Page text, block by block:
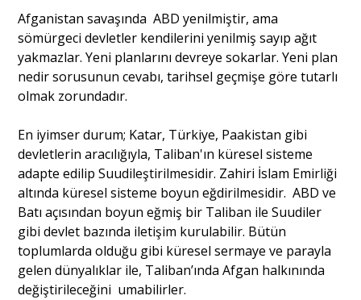
Afganistan savaşında ABD yenilmiştir, ama
sömürgeci devletler kendilerini yenilmiş sayıp ağıt
yakmazlar. Yeni planlarını devreye sokarlar. Yeni plan
nedir sorusunun cevabı, tarihsel geçmişe göre tutarlı
olmak zorundadır.
En iyimser durum; Katar, Türkiye, Paakistan gibi
devletlerin aracılığıyla, Taliban'ın küresel sisteme
adapte edilip Suudileştirilmesidir. Zahiri İslam Emirliği
altında küresel sisteme boyun eğdirilmesidir. ABD ve
Batı açısından boyun eğmiş bir Taliban ile Suudiler
gibi devlet bazında iletişim kurulabilir. Bütün
toplumlarda olduğu gibi küresel sermaye ve parayla
gelen dünyalıklar ile, Taliban’ında Afgan halkınında
değiştirileceğini umabilirler.